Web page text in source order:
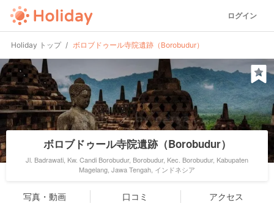
ログイン
Holiday トップ ボロブドゥール寺院遺跡（Borobudur）
ボロブドゥール寺院遺跡（Borobudur）
Jl. Badrawati, Kw. Candi Borobudur, Borobudur, Kec. Borobudur, Kabupaten
Magelang, Jawa Tengah, インドネシア
写真・動画 口コミ アクセス